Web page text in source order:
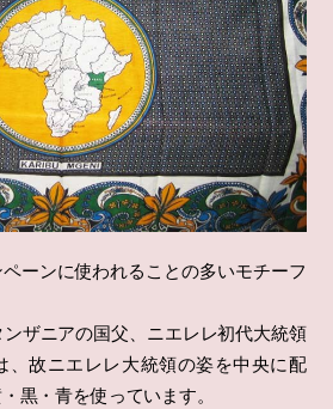
ーンに使われることの多いモチーフ
ザニアの国父、ニエレレ初代大統領
、故ニエレレ大統領の姿を中央に配
黒・青を使っています。